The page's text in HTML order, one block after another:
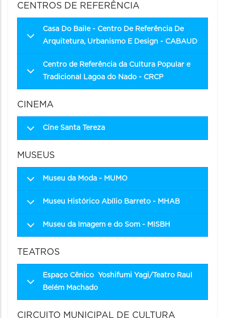
CENTROS DE REFERÊNCIA
Casa Do Baile - Centro De Referência De
Arquitetura, Urbanismo E Design - CABAUD
Centro de Referência da Cultura Popular e
Tradicional Lagoa do Nado - CRCP
CINEMA
Cine Santa Tereza
MUSEUS
Museu da Moda - MUMO
Museu Histórico Abílio Barreto - MHAB
Museu da Imagem e do Som - MISBH
TEATROS
Espaço Cênico Yoshifumi Yagi/Teatro Raul
Belém Machado
CIRCUITO MUNICIPAL DE CULTURA